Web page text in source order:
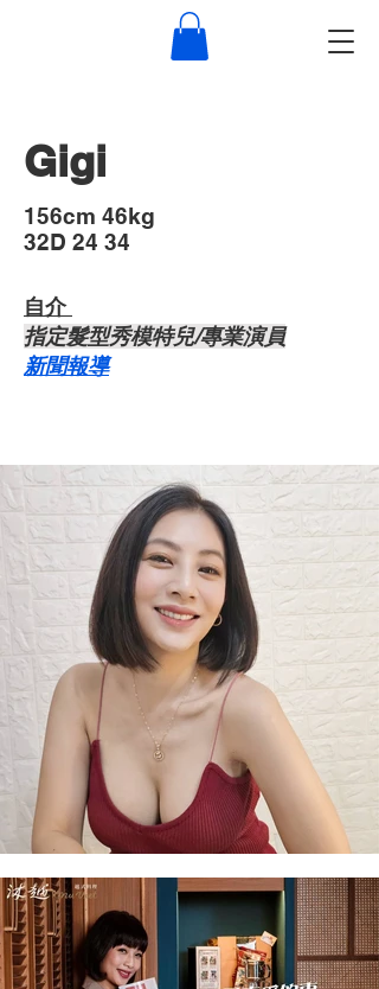
Gigi
​156cm 46kg
32D 24 34
自介 ​
​指定髮型秀模特兒/專業演員
​新聞報導